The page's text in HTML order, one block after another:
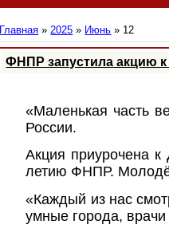
Главная »2025 » Июнь » 12
ФНПР запустила акцию
«Маленькая часть
России.
Акция приурочена
летию ФНПР.
«Каждый из нас
умные города,